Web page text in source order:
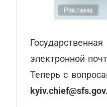
Реклама
электронной
Теперь с